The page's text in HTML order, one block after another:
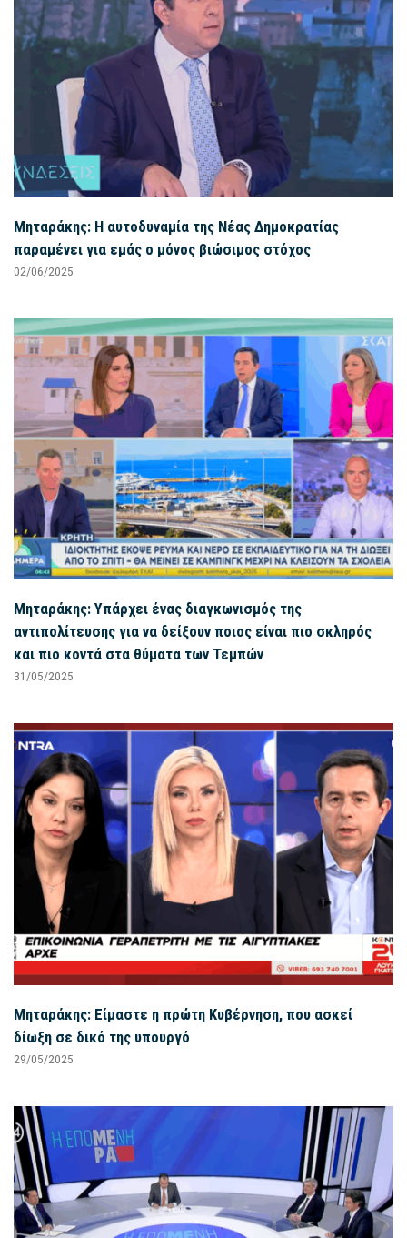
Μηταράκης: Η αυτοδυναμία της Νέας Δημοκρατίας
παραμένει για εμάς ο μόνος βιώσιμος στόχος
02/06/2025
Μηταράκης: Υπάρχει ένας διαγκωνισμός της
αντιπολίτευσης για να δείξουν ποιος είναι πιο σκληρός
και πιο κοντά στα θύματα των Τεμπών
31/05/2025
Μηταράκης: Είμαστε η πρώτη Κυβέρνηση, που ασκεί
δίωξη σε δικό της υπουργό
29/05/2025